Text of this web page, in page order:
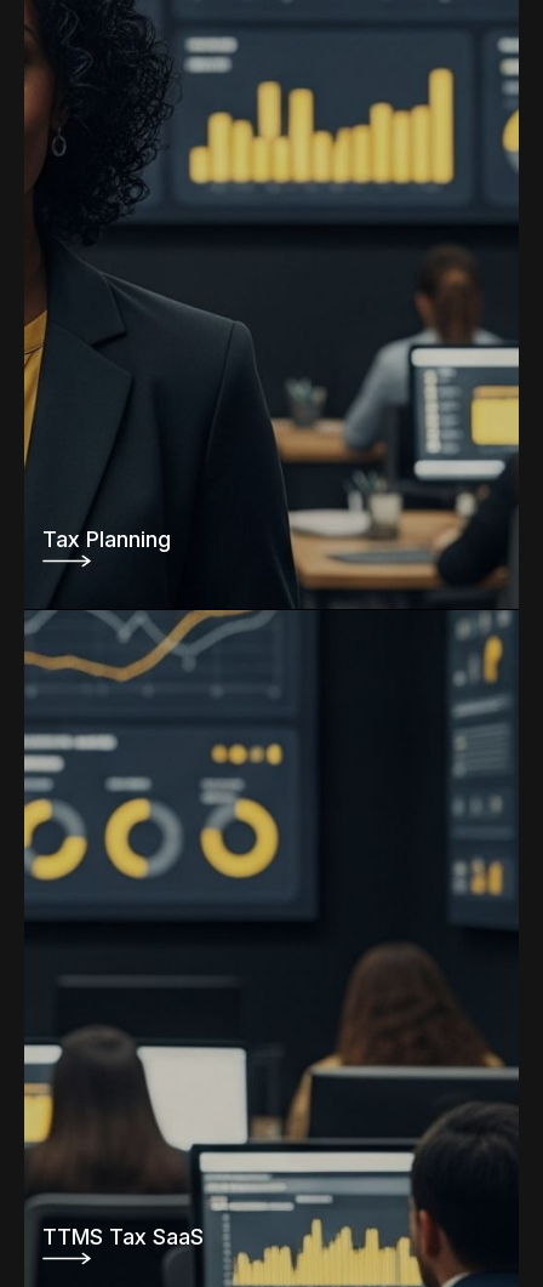
Tax Planning
TTMS Tax SaaS